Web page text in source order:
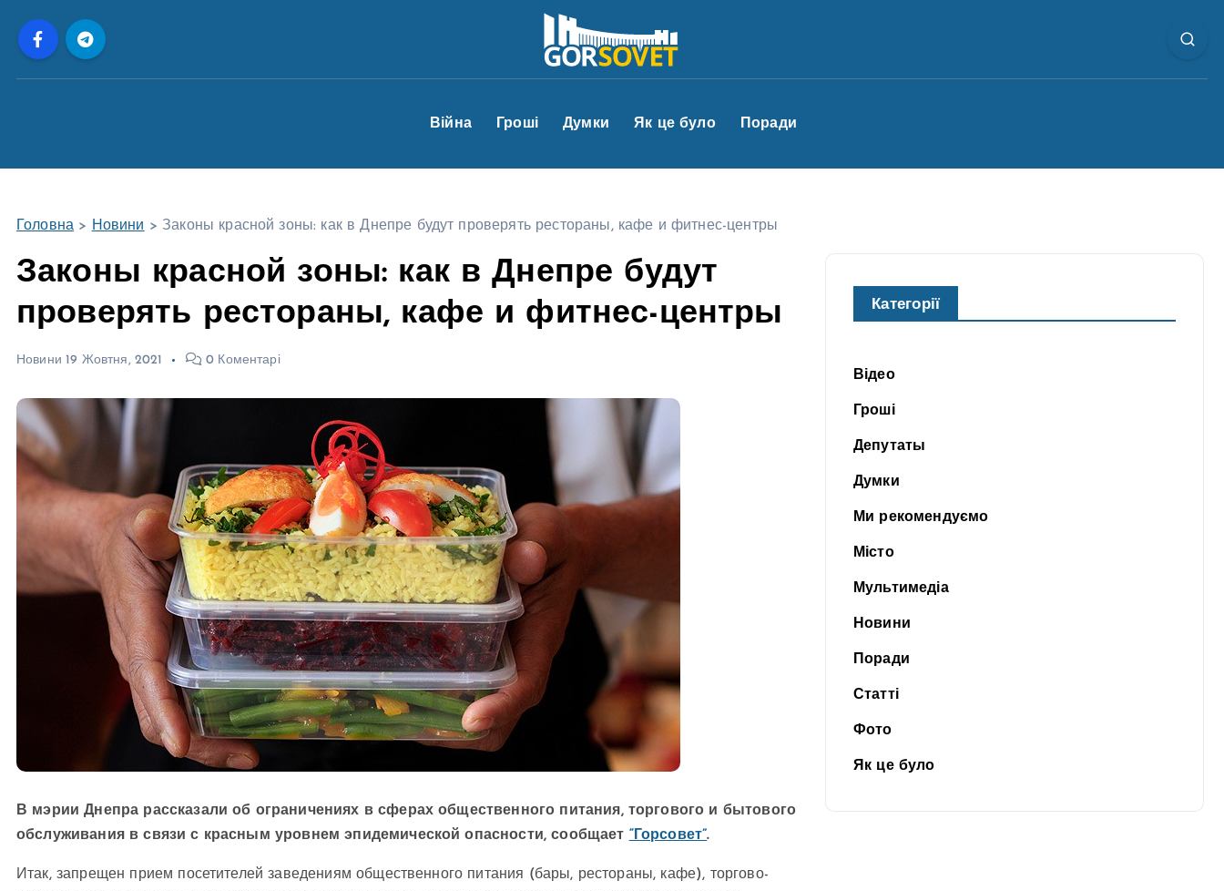
Війна Гроші Думки Як це було Поради
Головна > Новини > Законы красной зоны: как в Днепре будут проверять рестораны, кафе и фитнес-центры
Законы красной зоны: как в Днепре будут
проверять рестораны, кафе и фитнес-центры
Новини 19 Жовтня, 2021 0 Коментарі
В мэрии Днепра рассказали об ограничениях в сферах общественного питания, торгового и бытового
обслуживания в связи с красным уровнем эпидемической опасности, сообщает “Горсовет”.
Итак, запрещен прием посетителей заведениям общественного питания (бары, рестораны, кафе), торгово-
Категорії
Відео
Гроші
Депутаты
Думки
Ми рекомендуємо
Місто
Мультимедіа
Новини
Поради
Статті
Фото
Як це було